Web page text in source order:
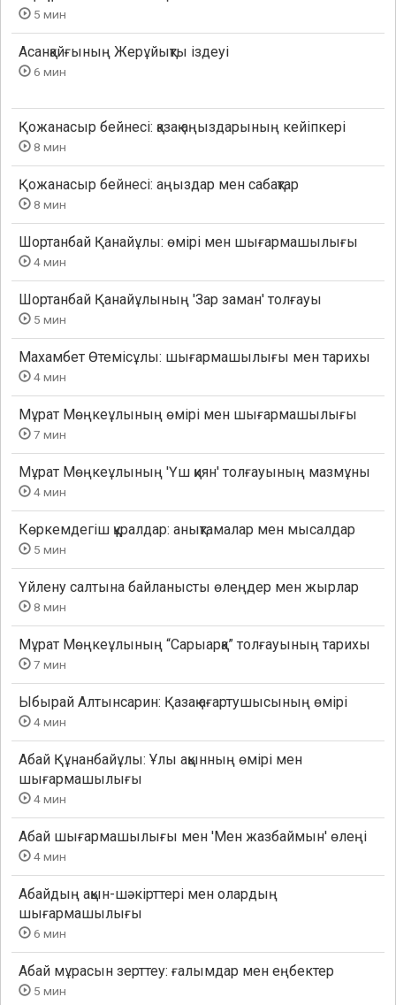
5 мин
Асанқайғының Жерұйықты іздеуі
6 мин
Қожанасыр бейнесі: қазақ аңыздарының кейіпкері
8 мин
Қожанасыр бейнесі: аңыздар мен сабақтар
8 мин
Шортанбай Қанайұлы: өмірі мен шығармашылығы
4 мин
Шортанбай Қанайұлының 'Зар заман' толғауы
5 мин
Махамбет Өтемісұлы: шығармашылығы мен тарихы
4 мин
Мұрат Мөңкеұлының өмірі мен шығармашылығы
7 мин
Мұрат Мөңкеұлының 'Үш қиян' толғауының мазмұны
4 мин
Көркемдегіш құралдар: анықтамалар мен мысалдар
5 мин
Үйлену салтына байланысты өлеңдер мен жырлар
8 мин
Мұрат Мөңкеұлының “Сарыарқа” толғауының тарихы
7 мин
Ыбырай Алтынсарин: Қазақ ағартушысының өмірі
4 мин
Абай Құнанбайұлы: Ұлы ақынның өмірі мен
шығармашылығы
4 мин
Абай шығармашылығы мен 'Мен жазбаймын' өлеңі
4 мин
Абайдың ақын-шәкірттері мен олардың
шығармашылығы
6 мин
Абай мұрасын зерттеу: ғалымдар мен еңбектер
5 мин